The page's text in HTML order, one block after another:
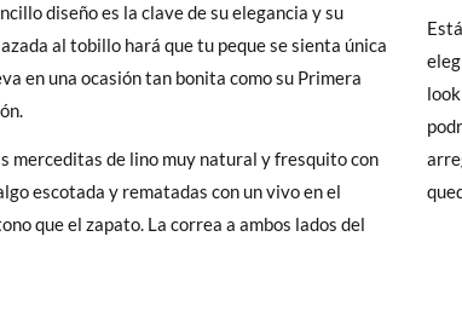
diseño es la clave de su elegancia y su
al tobillo hará que tu peque se sienta única
en una ocasión tan bonita como su Primera
merceditas de lino muy natural y fresquito con
escotada y rematadas con un vivo en el
que el zapato. La correa a ambos lados del
envíos y cambios gratis, sin importe mínimo,
cuando te lleguen no te valen, sólo tienes que entrar en
la petición de cambio. Nuestro equipo Atención al
recogeremos la primera, sin gastos, en unos pocos días!
de que no quieras Cambio sino Devolución, también
solicitarlas desde el mismo enlace del párrafo anterior y
28 29 31
15,3 16,0 16,6 17,2 17,8 18,4 19,8